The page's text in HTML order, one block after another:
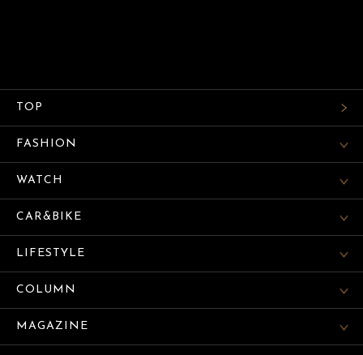
TOP
FASHION
WATCH
CAR&BIKE
LIFESTYLE
COLUMN
MAGAZINE